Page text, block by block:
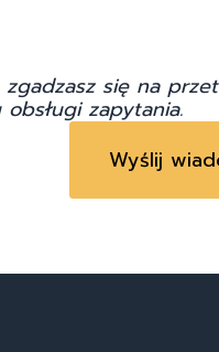
zgadzasz się na
zapytania.